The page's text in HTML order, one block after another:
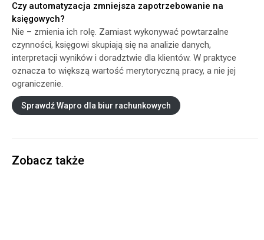
Czy automatyzacja zmniejsza zapotrzebowanie na
księgowych?
Nie – zmienia ich rolę. Zamiast wykonywać powtarzalne
czynności, księgowi skupiają się na analizie danych,
interpretacji wyników i doradztwie dla klientów. W praktyce
oznacza to większą wartość merytoryczną pracy, a nie jej
ograniczenie.
Sprawdź Wapro dla biur rachunkowych
Zobacz także